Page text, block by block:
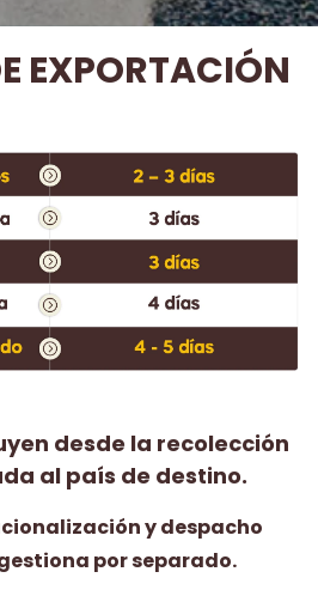
EXPORTACIÓN
desde la recolección
al país de destino.
y despacho
por separado.